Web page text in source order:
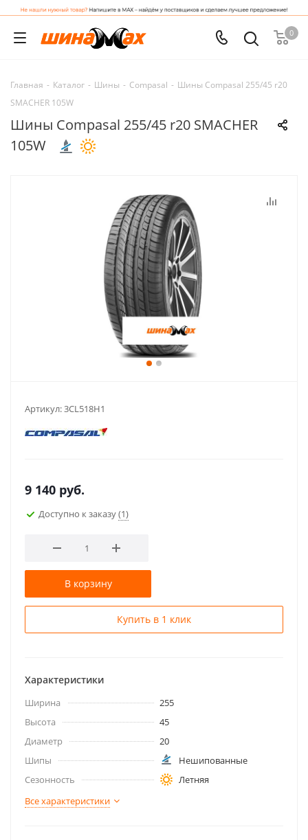
0
Главная - Каталог - Шины - Compasal - Шины Compasal 255/45 r20
SMACHER 105W
Шины Compasal 255/45 r20 SMACHER
105W
Артикул:3CL518H1
9 140 руб.
Доступно к заказу(1)
В корзину
Купить в 1 клик
Характеристики
Ширина
255
Высота
45
Диаметр
20
Шипы
Нешипованные
Сезонность
Летняя
Все характеристики